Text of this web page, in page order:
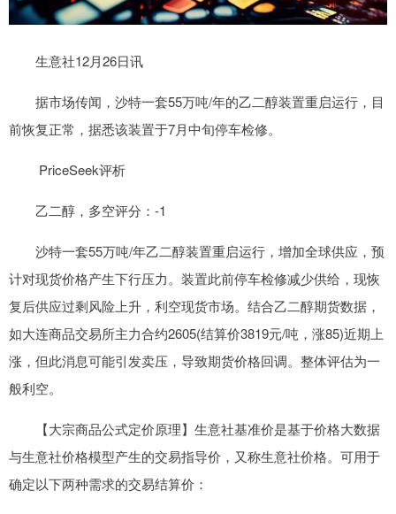
生意社12月26日讯
据市场传闻，沙特一套55万吨/年的乙二醇装置重启运行，目
前恢复正常，据悉该装置于7月中旬停车检修。
PriceSeek评析
乙二醇，多空评分：-1
沙特一套55万吨/年乙二醇装置重启运行，增加全球供应，预
计对现货价格产生下行压力。装置此前停车检修减少供给，现恢
复后供应过剩风险上升，利空现货市场。结合乙二醇期货数据，
如大连商品交易所主力合约2605(结算价3819元/吨，涨85)近期上
涨，但此消息可能引发卖压，导致期货价格回调。整体评估为一
般利空。
【大宗商品公式定价原理】生意社基准价是基于价格大数据
与生意社价格模型产生的交易指导价，又称生意社价格。可用于
确定以下两种需求的交易结算价：